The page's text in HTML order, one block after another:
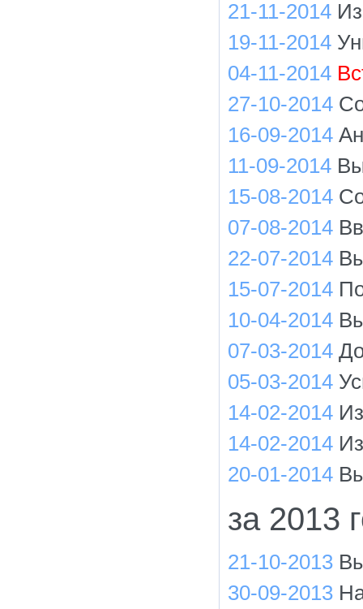
21-11-2014
19-11-2014
04-11-2014
27-10-2014
16-09-2014
11-09-2014
15-08-2014
07-08-2014
22-07-2014
15-07-2014
10-04-2014
07-03-2014
05-03-2014
14-02-2014
14-02-2014
20-01-2014
за 2013
21-10-2013
30-09-2013